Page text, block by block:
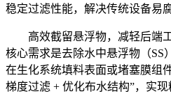
稳定过滤性能，解决传统设备易
高效截留悬浮物，减轻后端
核心需求是去除水中悬浮物（SS
在生化系统填料表面或堵塞膜组
梯度过滤 + 优化布水结构”，实